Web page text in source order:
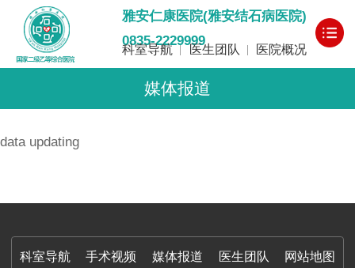
雅安仁康医院(雅安结石病医院)
0835-2229999
科室导航 医生团队 医院概况
媒体报道
data updating
科室导航 手术视频 媒体报道 医生团队 网站地图